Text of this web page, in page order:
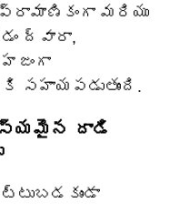
మరియు
ద్వారా,
సహాయపడుతుంది.
దాడి